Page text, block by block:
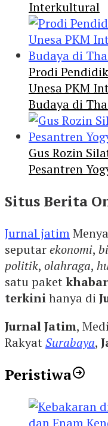
Interkultural
Prodi
Unesa PKM
Budaya di
Gus Rozin
Pesantren
Situs Berita
Jurnal jatim
seputarekonomi,
politik, olahraga,
satu paket
terkinihanya di
Jurnal Jatim,
RakyatSurabaya,
Peristiwa